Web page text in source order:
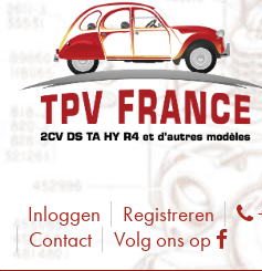
Inloggen Registreren
Contact
Volg ons op